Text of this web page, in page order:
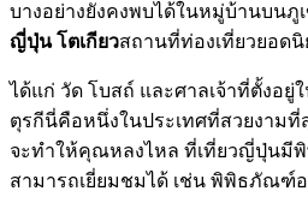
บางอย่างยังคงพบได้ในหมู่บ้านบนภู
ญี่ปุ่น โตเกียวสถานที่ท่องเที่ยวยอด
ได้แก่ วัด โบสถ์ และศาลเจ้าที่ตั้งอยู่
ตุรกีนี่คือหนึ่งในประเทศที่สวยงาม
จะทำให้คุณหลงไหล ที่เที่ยวญี่ปุ่น
สามารถเยี่ยมชมได้ เช่น พิพิธภัณฑ์